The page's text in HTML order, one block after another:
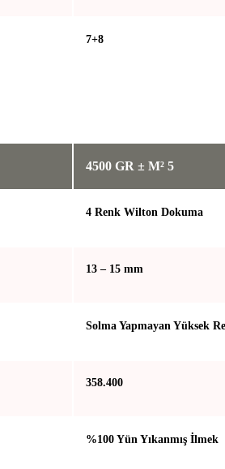
7+8
4500 GR ± M² 5
4 Renk Wilton Dokuma
13 – 15 mm
Solma Yapmayan Yüksek
358.400
%100 Yün Yıkanmış İlmek